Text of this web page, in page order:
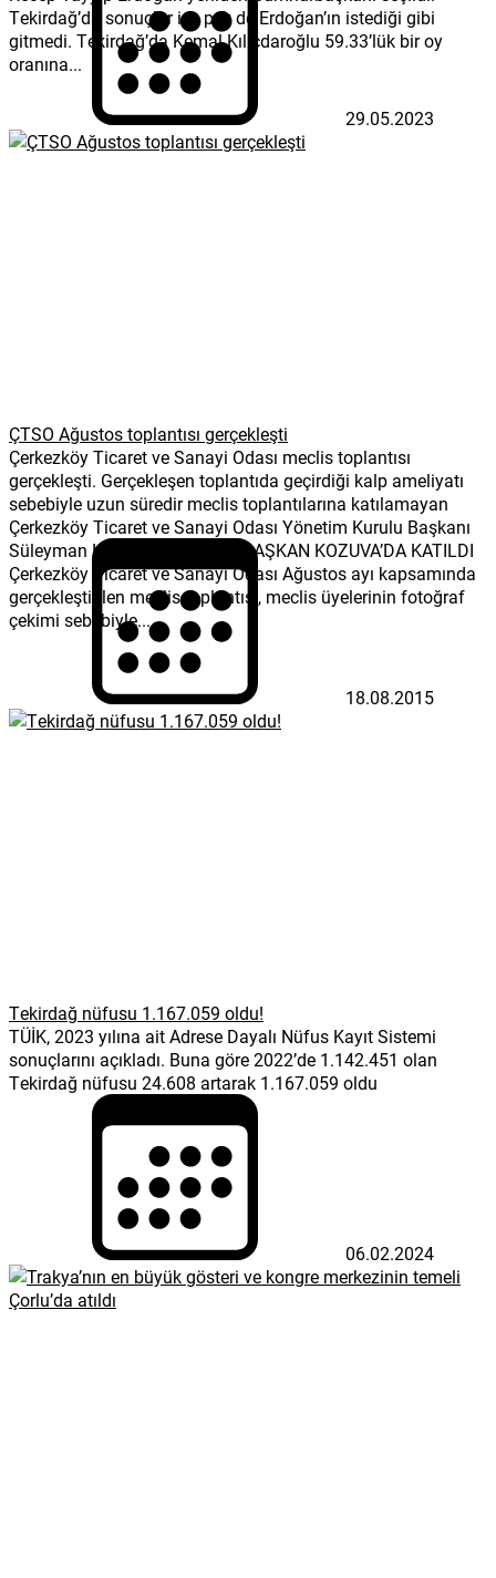
Tekirdağ’da sonuçlar ise pek de Erdoğan’ın istediği gibi
gitmedi. Tekirdağ’da Kemal Kılıçdaroğlu 59.33’lük bir oy
oranına...
29.05.2023
ÇTSO Ağustos toplantısı gerçekleşti
Çerkezköy Ticaret ve Sanayi Odası meclis toplantısı
gerçekleşti. Gerçekleşen toplantıda geçirdiği kalp ameliyatı
sebebiyle uzun süredir meclis toplantılarına katılamayan
Çerkezköy Ticaret ve Sanayi Odası Yönetim Kurulu Başkanı
Süleyman Kozuva’da yer aldı. BAŞKAN KOZUVA’DA KATILDI
Çerkezköy Ticaret ve Sanayi Odası Ağustos ayı kapsamında
gerçekleştirilen meclis toplantısı, meclis üyelerinin fotoğraf
çekimi sebebiyle...
18.08.2015
Tekirdağ nüfusu 1.167.059 oldu!
TÜİK, 2023 yılına ait Adrese Dayalı Nüfus Kayıt Sistemi
sonuçlarını açıkladı. Buna göre 2022’de 1.142.451 olan
Tekirdağ nüfusu 24.608 artarak 1.167.059 oldu
06.02.2024